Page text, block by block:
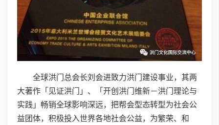
全球洪门总会长刘会进致力洪门建设事业，其两
大著作「见证洪门」、「开创洪门维新－洪门理论与
实践」畅销全球影响深远，把帮会型态转型为社会公
益团体，积极投入世界各地社会公益，为繁荣、和